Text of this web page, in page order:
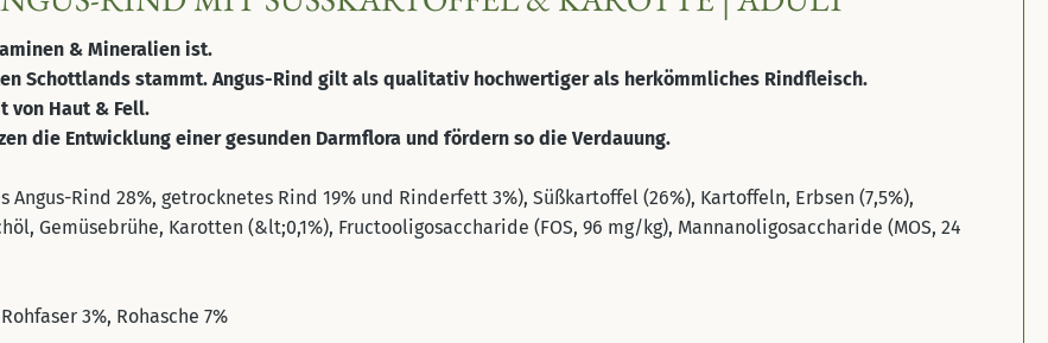
& Mineralien ist.
Schottlands stammt. Angus-Rind gilt als qualitativ hochwertiger als herkömmliches Rindfleisch.
von Haut & Fell.
die Entwicklung einer gesunden Darmflora und fördern so die Verdauung.
Rind 28%, getrocknetes Rind 19% und Rinderfett 3%), Süßkartoffel (26%), Kartoffeln, Erbsen (7,5%),
Gemüsebrühe, Karotten (&lt;0,1%), Fructooligosaccharide (FOS, 96 mg/kg), Mannanoligosaccharide (MOS, 24
3%, Rohasche 7%